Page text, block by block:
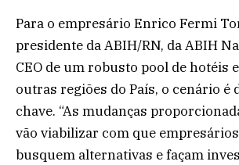
Para o empresário Enrico Fermi
presidente da ABIH/RN, da ABIH
CEO de um robusto pool de hotéis
outras regiões do País, o cenário é
chave. “As mudanças
vão viabilizar com que
busquem alternativas e façam